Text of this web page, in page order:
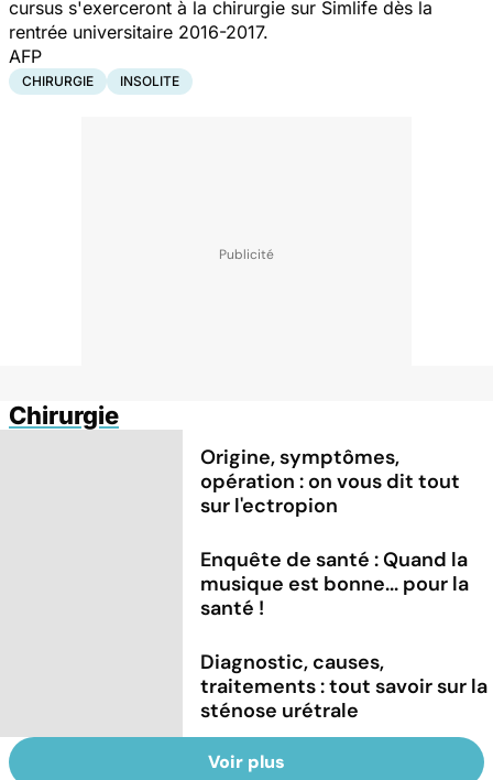
cursus s'exerceront à la chirurgie sur Simlife dès la
rentrée universitaire 2016-2017.
AFP
CHIRURGIE INSOLITE
Chirurgie
Origine, symptômes,
opération : on vous dit tout
sur l'ectropion
Enquête de santé : Quand la
musique est bonne... pour la
santé !
Diagnostic, causes,
traitements : tout savoir sur la
sténose urétrale
Voir plus